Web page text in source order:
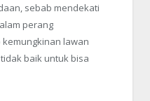
sebab mendekati
perang
lawan
baik untuk bisa